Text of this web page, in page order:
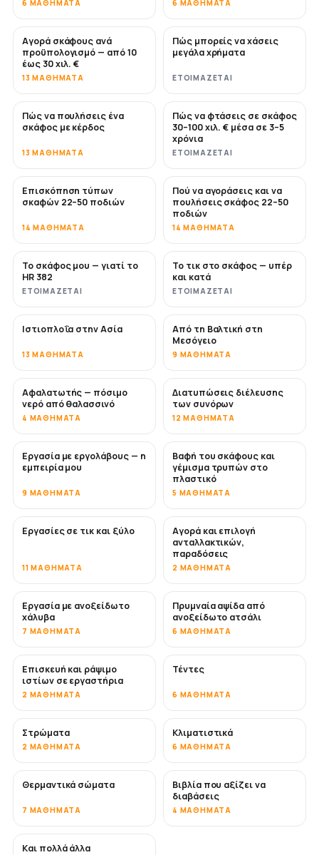
6 ΜΑΘΉΜΑΤΑ 6 ΜΑΘΉΜΑΤΑ
ΣΎΝΤΟΜΑ
Αγορά σκάφους ανά
προϋπολογισμό — από 10
έως 30 χιλ. €
13 ΜΑΘΉΜΑΤΑ
ΣΎΝΤΟΜΑ
Πώς μπορείς να χάσεις
μεγάλα χρήματα
ΕΤΟΙΜΆΖΕΤΑΙ
ΝΈΟ
Πώς να πουλήσεις ένα
σκάφος με κέρδος
13 ΜΑΘΉΜΑΤΑ
ΝΈΟ
Πώς να φτάσεις σε σκάφος
30–100 χιλ. € μέσα σε 3–5
χρόνια
ΕΤΟΙΜΆΖΕΤΑΙ
ΣΎΝΤΟΜΑ
Επισκόπηση τύπων
σκαφών 22–50 ποδιών
14 ΜΑΘΉΜΑΤΑ
ΣΎΝΤΟΜΑ
Πού να αγοράσεις και να
πουλήσεις σκάφος 22–50
ποδιών
14 ΜΑΘΉΜΑΤΑ
ΣΎΝΤΟΜΑ
Το σκάφος μου — γιατί το
HR 382
ΕΤΟΙΜΆΖΕΤΑΙ
ΣΎΝΤΟΜΑ
Το τικ στο σκάφος — υπέρ
και κατά
ΕΤΟΙΜΆΖΕΤΑΙ
ΣΎΝΤΟΜΑ
Ιστιοπλοΐα στην Ασία
13 ΜΑΘΉΜΑΤΑ
ΣΎΝΤΟΜΑ
Από τη Βαλτική στη
Μεσόγειο
9 ΜΑΘΉΜΑΤΑ
ΣΎΝΤΟΜΑ
Αφαλατωτής — πόσιμο
νερό από θαλασσινό
4 ΜΑΘΉΜΑΤΑ
Διατυπώσεις διέλευσης
των συνόρων
12 ΜΑΘΉΜΑΤΑ
ΣΎΝΤΟΜΑ
Εργασία με εργολάβους — η
εμπειρία μου
9 ΜΑΘΉΜΑΤΑ
ΣΎΝΤΟΜΑ
Βαφή του σκάφους και
γέμισμα τρυπών στο
πλαστικό
5 ΜΑΘΉΜΑΤΑ
Εργασίες σε τικ και ξύλο
11 ΜΑΘΉΜΑΤΑ
ΣΎΝΤΟΜΑ
Αγορά και επιλογή
ανταλλακτικών,
παραδόσεις
2 ΜΑΘΉΜΑΤΑ
ΣΎΝΤΟΜΑ
Εργασία με ανοξείδωτο
χάλυβα
7 ΜΑΘΉΜΑΤΑ
Πρυμναία αψίδα από
ανοξείδωτο ατσάλι
6 ΜΑΘΉΜΑΤΑ
ΣΎΝΤΟΜΑ
Επισκευή και ράψιμο
ιστίων σε εργαστήρια
2 ΜΑΘΉΜΑΤΑ
Τέντες
6 ΜΑΘΉΜΑΤΑ
Στρώματα
2 ΜΑΘΉΜΑΤΑ
ΣΎΝΤΟΜΑ
Κλιματιστικά
6 ΜΑΘΉΜΑΤΑ
ΣΎΝΤΟΜΑ
Θερμαντικά σώματα
7 ΜΑΘΉΜΑΤΑ
ΣΎΝΤΟΜΑ
Βιβλία που αξίζει να
διαβάσεις
4 ΜΑΘΉΜΑΤΑ
ΣΎΝΤΟΜΑ
Και πολλά άλλα